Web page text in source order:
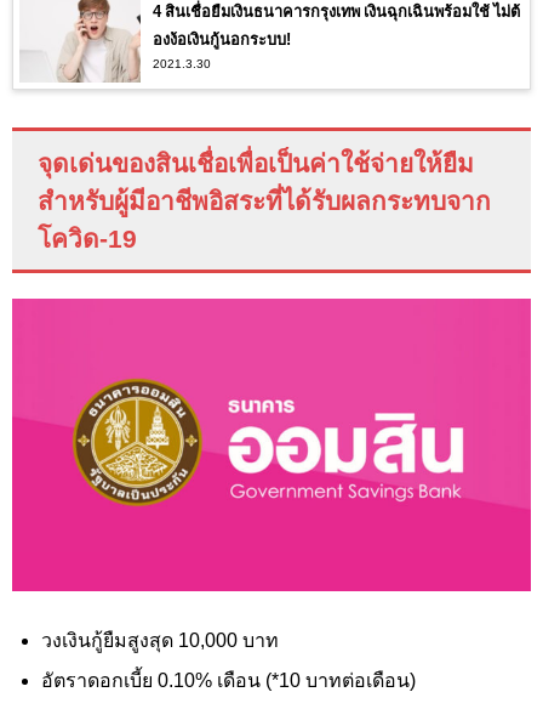
4 สินเชื่อยืมเงินธนาคารกรุงเทพ เงินฉุกเฉินพร้อมใช้ ไม่ต้
องง้อเงินกู้นอกระบบ!
2021.3.30
จุดเด่นของสินเชื่อเพื่อเป็นค่าใช้จ่ายให้ยืม
สำหรับผู้มีอาชีพอิสระที่ได้รับผลกระทบจาก
โควิด-19
วงเงินกู้ยืมสูงสุด 10,000 บาท
อัตราดอกเบี้ย 0.10% เดือน (*10 บาทต่อเดือน)